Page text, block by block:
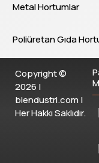
Metal Hortumlar
Poliüretan Gıda
Copyright ©
2026 |
biendustri.com |
Her Hakkı Saklıdır.